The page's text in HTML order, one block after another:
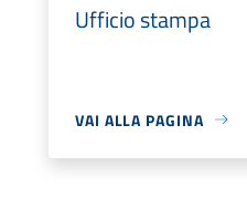
Ufficio stampa
VAI ALLA PAGINA